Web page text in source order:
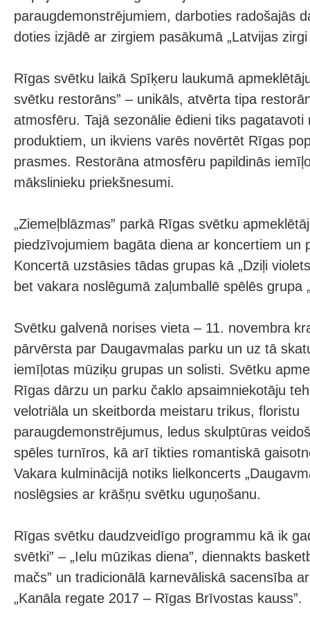
paraugdemonstrējumiem, darboties radošajās
doties izjādē ar zirgiem pasākumā „Latvijas
Rīgas svētku laikā Spīķeru laukumā
svētku restorāns” – unikāls, atvērta tipa
atmosfēru. Tajā sezonālie ēdieni tiks pagatavoti
produktiem, un ikviens varēs novērtēt Rīgas
prasmes. Restorāna atmosfēru papildinās
mākslinieku priekšnesumi.
„Ziemeļblāzmas” parkā Rīgas svētku
piedzīvojumiem bagāta diena ar koncertiem un
Koncertā uzstāsies tādas grupas kā „Dziļi
bet vakara noslēgumā zaļumballē spēlēs grupa
Svētku galvenā norises vieta – 11. novembra
pārvērsta par Daugavmalas parku un uz tā
iemīļotas mūziķu grupas un solisti. Svētku
Rīgas dārzu un parku čaklo apsaimniekotāju
velotriāla un skeitborda meistaru trikus, floristu
paraugdemonstrējumus, ledus skulptūras
spēles turnīros, kā arī tikties romantiskā
Vakara kulminācijā notiks lielkoncerts
noslēgsies ar krāšņu svētku uguņošanu.
Rīgas svētku daudzveidīgo programmu kā ik
svētki” – „Ielu mūzikas diena”, diennakts
mačs” un tradicionālā karnevāliskā sacensība
„Kanāla regate 2017 – Rīgas Brīvostas kauss”.